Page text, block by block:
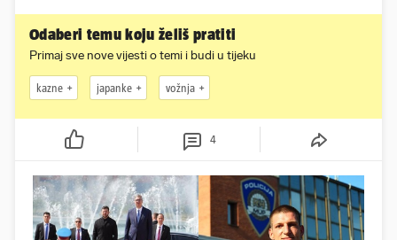
Odaberi temu koju želiš pratiti
Primaj sve nove vijesti o temi i budi u tijeku
kazne japanke vožnja
4